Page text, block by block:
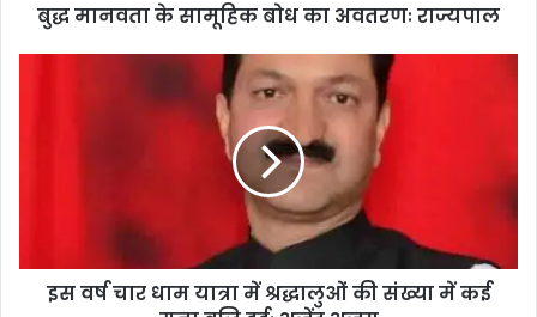
बुद्ध मानवता के सामूहिक बोध का अवतरणः राज्यपाल
इस वर्ष चार धाम यात्रा में श्रद्धालुओं की संख्या में कई